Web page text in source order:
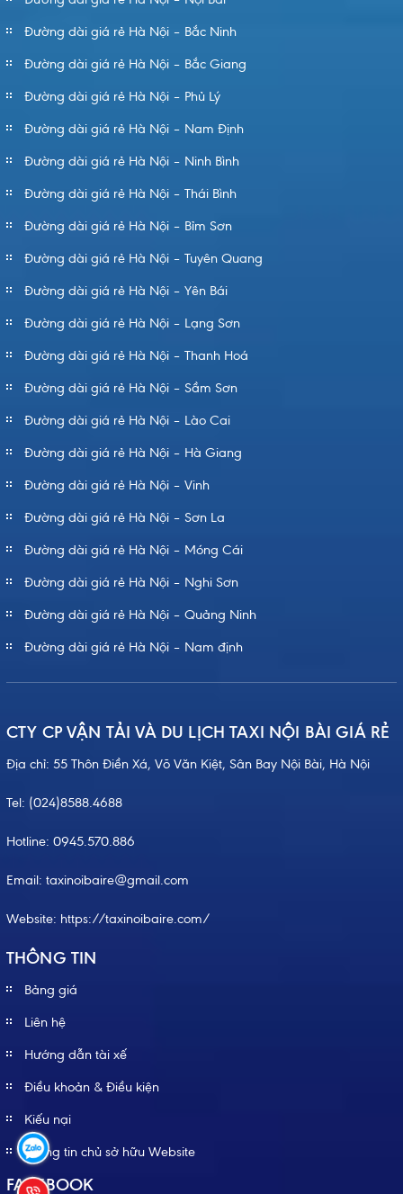
Đường dài giá rẻ Hà Nội – Bắc Ninh
Đường dài giá rẻ Hà Nội – Bắc Giang
Đường dài giá rẻ Hà Nội – Phủ Lý
Đường dài giá rẻ Hà Nội – Nam Định
Đường dài giá rẻ Hà Nội – Ninh Bình
Đường dài giá rẻ Hà Nội – Thái Bình
Đường dài giá rẻ Hà Nội – Bỉm Sơn
Đường dài giá rẻ Hà Nội – Tuyên Quang
Đường dài giá rẻ Hà Nội – Yên Bái
Đường dài giá rẻ Hà Nội – Lạng Sơn
Đường dài giá rẻ Hà Nội – Thanh Hoá
Đường dài giá rẻ Hà Nội – Sầm Sơn
Đường dài giá rẻ Hà Nội – Lào Cai
Đường dài giá rẻ Hà Nội – Hà Giang
Đường dài giá rẻ Hà Nội – Vinh
Đường dài giá rẻ Hà Nội – Sơn La
Đường dài giá rẻ Hà Nội – Móng Cái
Đường dài giá rẻ Hà Nội – Nghi Sơn
Đường dài giá rẻ Hà Nội – Quảng Ninh
Đường dài giá rẻ Hà Nội – Nam định
CTY CP VẬN TẢI VÀ DU LỊCH TAXI NỘI BÀI GIÁ RẺ
Địa chỉ: 55 Thôn Điền Xá, Võ Văn Kiệt, Sân Bay Nội Bài, Hà Nội
Tel: (024)8588.4688
Hotline: 0945.570.886
Email: taxinoibaire@gmail.com
Website: https://taxinoibaire.com/
THÔNG TIN
Bảng giá
Liên hệ
Hướng dẫn tài xế
Điều khoản & Điều kiện
Kiếu nại
Thông tin chủ sở hữu Website
FACEBOOK